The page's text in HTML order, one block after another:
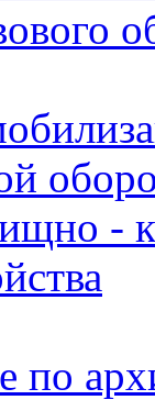
-
по